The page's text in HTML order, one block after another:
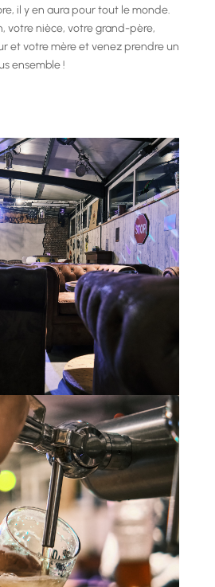
il y en aura pour tout le monde.
votre nièce, votre grand-père,
et votre mère et venez prendre un
ensemble !